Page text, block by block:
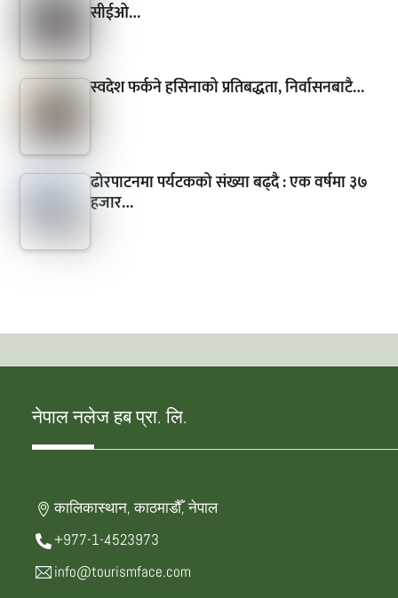
सीईओ…
स्वदेश फर्कने हसिनाको प्रतिबद्धता, निर्वासनबाटै…
ढोरपाटनमा पर्यटकको संख्या बढ्दै : एक वर्षमा ३७
हजार…
नेपाल नलेज हब प्रा. लि.
कालिकास्थान, काठमाडौँ, नेपाल
+977-1-4523973
info@tourismface.com